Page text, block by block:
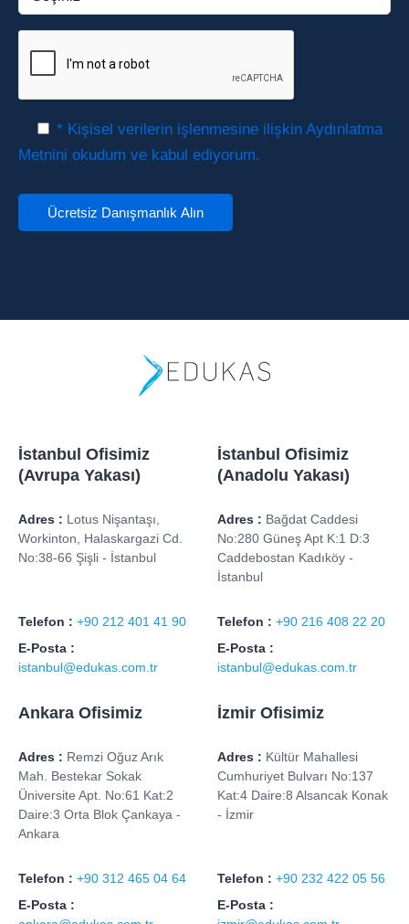
* Kişisel verilerin işlenmesine ilişkin Aydınlatma
Metnini okudum ve kabul ediyorum.
İstanbul Ofisimiz
(Avrupa Yakası)
Adres : Lotus Nişantaşı,
Workinton, Halaskargazi Cd.
No:38-66 Şişli - İstanbul
Telefon : +90 212 401 41 90
E-Posta :
istanbul@edukas.com.tr
İstanbul Ofisimiz
(Anadolu Yakası)
Adres : Bağdat Caddesi
No:280 Güneş Apt K:1 D:3
Caddebostan Kadıköy -
İstanbul
Telefon : +90 216 408 22 20
E-Posta :
istanbul@edukas.com.tr
Ankara Ofisimiz
Adres : Remzi Oğuz Arık
Mah. Bestekar Sokak
Üniversite Apt. No:61 Kat:2
Daire:3 Orta Blok Çankaya -
Ankara
Telefon : +90 312 465 04 64
E-Posta :
İzmir Ofisimiz
Adres : Kültür Mahallesi
Cumhuriyet Bulvarı No:137
Kat:4 Daire:8 Alsancak Konak
- İzmir
Telefon : +90 232 422 05 56
E-Posta :